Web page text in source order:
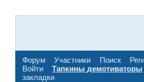
Форум Участники Поиск
Войти
Тапкины демотиваторы
закладки